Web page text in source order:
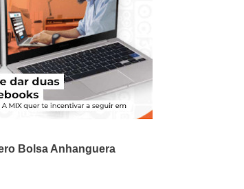
Bolsa Anhanguera